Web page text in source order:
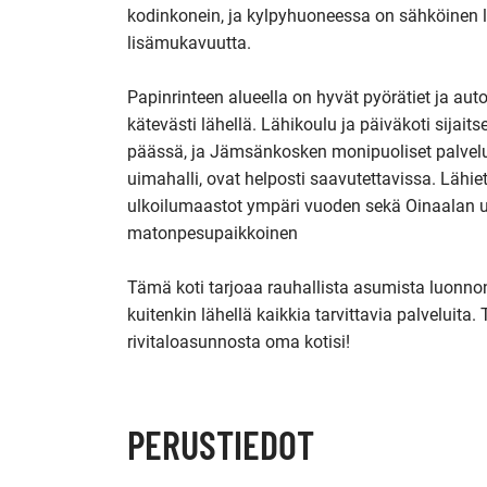
kodinkonein, ja kylpyhuoneessa on
lisämukavuutta.
Papinrinteen alueella on hyvät pyörätiet ja
kätevästi lähellä. Lähikoulu ja päiväkoti
päässä, ja Jämsänkosken monipuoliset
uimahalli, ovat helposti saavutettavissa.
ulkoilumaastot ympäri vuoden sekä Oinaalan
matonpesupaikkoinen
Tämä koti tarjoaa rauhallista asumista
kuitenkin lähellä kaikkia tarvittavia palveluita.
rivitaloasunnosta oma kotisi!
PERUSTIEDOT